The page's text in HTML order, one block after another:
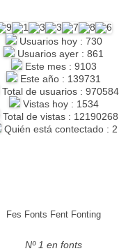
Usuarios hoy : 730
Usuarios ayer : 861
Este mes : 9103
Este año : 139731
Total de usuarios : 970584
Vistas hoy : 1534
Total de vistas : 12190268
Quién está contectado : 2
Fes Fonts Fent Fonting
Nº 1 en fonts